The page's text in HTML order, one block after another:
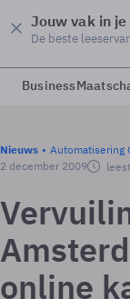
Jouw vak in
De beste
Business
Nieuws
Automatisering
2 december 2009
online